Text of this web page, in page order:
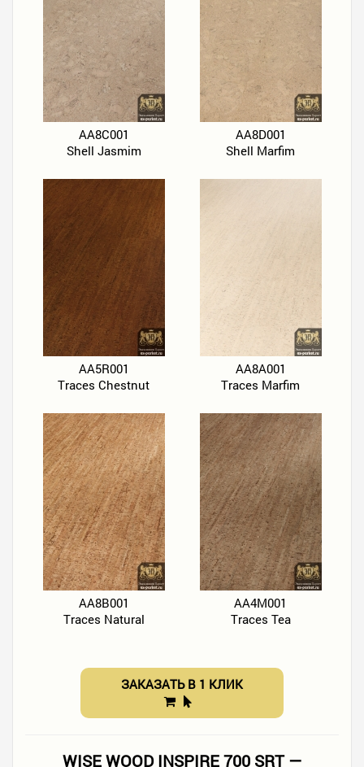
AA8C001
Shell Jasmim
AA8D001
Shell Marfim
AA5R001
Traces Chestnut
AA8A001
Traces Marfim
AA8B001
Traces Natural
AA4M001
Traces Tea
ЗАКАЗАТЬ В 1 КЛИК
WISE WOOD INSPIRE 700 SRT —